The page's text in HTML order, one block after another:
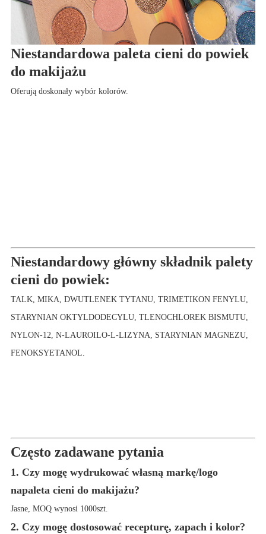
Niestandardowa paleta cieni do powiek
do makijażu
Oferują doskonały wybór kolorów.
Niestandardowy główny składnik palety
cieni do powiek:
TALK, MIKA, DWUTLENEK TYTANU, TRIMETIKON FENYLU,
STARYNIAN OKTYLDODECYLU, TLENOCHLOREK BISMUTU,
NYLON-12, N-LAUROILO-L-LIZYNA, STARYNIAN MAGNEZU,
FENOKSYETANOL.
Często zadawane pytania
1. Czy mogę wydrukować własną markę/logo
napaleta cieni do makijażu?
Jasne, MOQ wynosi 1000szt.
2. Czy mogę dostosować recepturę, zapach i kolor?